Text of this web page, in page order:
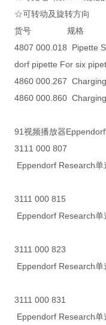
☆可转动及旋转方向
货号
4807 000.018 Pipette
dorf pipette For six
4860 000.267
4860 000.860
91视频播放器
3111 000 807
Eppendorf Research
3111 000 815
Eppendorf Research
3111 000 823
Eppendorf Research
3111 000 831
Eppendorf Research